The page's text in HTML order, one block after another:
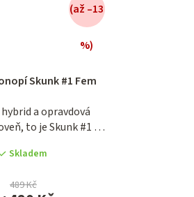
Skunk #1 Fem
a opravdová
to je Skunk #1 ve
Skladem
489 Kč
(až –13
%)
produktu
4,0
z
hvězdiček.